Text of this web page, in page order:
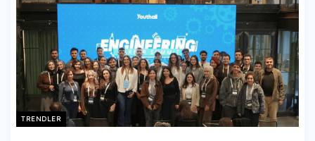
TRENDLER